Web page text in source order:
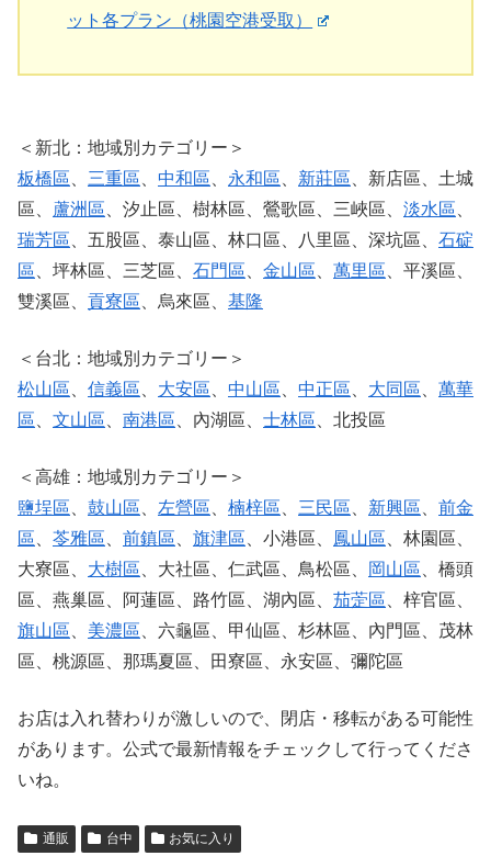
ット各プラン（桃園空港受取）
＜新北：地域別カテゴリー＞
板橋區
三重區 中和區 永和區 新莊區 、新店區、土城
區、 蘆洲區 、汐止區、樹林區、鶯歌區、三峽區、 淡水區
瑞芳區 、五股區、泰山區、林口區、八里區、深坑區、 石碇
區 、坪林區、三芝區、 石門區 金山區 萬里區 、平溪區、
雙溪區、 貢寮區 、烏來區、 基隆
＜台北：地域別カテゴリー＞
松山區
信義區 大安區 中山區 中正區 大同區
萬華
區
文山區 南港區 、內湖區、 士林區 、北投區
＜高雄：地域別カテゴリー＞
鹽埕區
鼓山區 左營區 楠梓區 三民區 新興區
前金
區
苓雅區 前鎮區 旗津區 、小港區、 鳳山區 、林園區、
大寮區、 大樹區 、大社區、仁武區、鳥松區、 岡山區 、橋頭
區、燕巢區、阿蓮區、路竹區、湖內區、 茄萣區 、梓官區、
旗山區
美濃區 、六龜區、甲仙區、杉林區、內門區、茂林
區、桃源區、那瑪夏區、田寮區、永安區、彌陀區
お店は入れ替わりが激しいので、閉店・移転がある可能性
があります。公式で最新情報をチェックして行ってくださ
いね。
通販 台中 お気に入り